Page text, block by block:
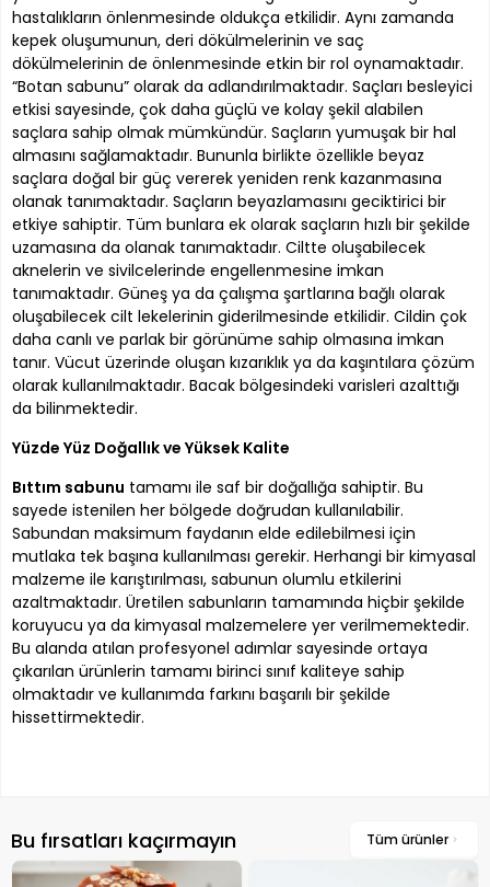
hastalıkların önlenmesinde oldukça etkilidir. Aynı zamanda
kepek oluşumunun, deri dökülmelerinin ve saç
dökülmelerinin de önlenmesinde etkin bir rol oynamaktadır.
“Botan sabunu” olarak da adlandırılmaktadır. Saçları besleyici
etkisi sayesinde, çok daha güçlü ve kolay şekil alabilen
saçlara sahip olmak mümkündür. Saçların yumuşak bir hal
almasını sağlamaktadır. Bununla birlikte özellikle beyaz
saçlara doğal bir güç vererek yeniden renk kazanmasına
olanak tanımaktadır. Saçların beyazlamasını geciktirici bir
etkiye sahiptir. Tüm bunlara ek olarak saçların hızlı bir şekilde
uzamasına da olanak tanımaktadır. Ciltte oluşabilecek
aknelerin ve sivilcelerinde engellenmesine imkan
tanımaktadır. Güneş ya da çalışma şartlarına bağlı olarak
oluşabilecek cilt lekelerinin giderilmesinde etkilidir. Cildin çok
daha canlı ve parlak bir görünüme sahip olmasına imkan
tanır. Vücut üzerinde oluşan kızarıklık ya da kaşıntılara çözüm
olarak kullanılmaktadır. Bacak bölgesindeki varisleri azalttığı
da bilinmektedir.
Yüzde Yüz Doğallık ve Yüksek Kalite
Bıttım sabunu tamamı ile saf bir doğallığa sahiptir. Bu
sayede istenilen her bölgede doğrudan kullanılabilir.
Sabundan maksimum faydanın elde edilebilmesi için
mutlaka tek başına kullanılması gerekir. Herhangi bir kimyasal
malzeme ile karıştırılması, sabunun olumlu etkilerini
azaltmaktadır. Üretilen sabunların tamamında hiçbir şekilde
koruyucu ya da kimyasal malzemelere yer verilmemektedir.
Bu alanda atılan profesyonel adımlar sayesinde ortaya
çıkarılan ürünlerin tamamı birinci sınıf kaliteye sahip
olmaktadır ve kullanımda farkını başarılı bir şekilde
hissettirmektedir.
Bu fırsatları kaçırmayın Tüm ürünler